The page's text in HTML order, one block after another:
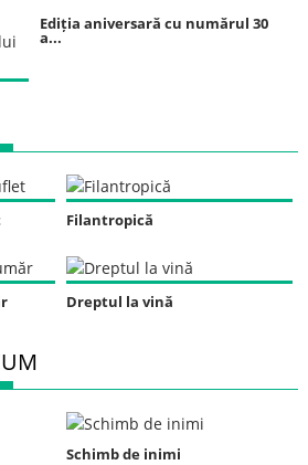
Ediția aniversară cu numărul 30
a...
Filantropică
Dreptul la vină
Schimb de inimi